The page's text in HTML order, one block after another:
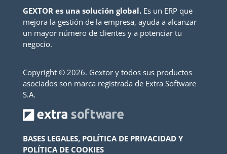
GEXTOR es una solución global.Es un ERP que
mejora la gestión de la empresa, ayuda a alcanzar
un mayor número de clientes y a potenciar tu
negocio.
Copyright © 2026. Gextor y todos sus productos
asociados son marca registrada de Extra Software
S.A.
BASES LEGALES, POLÍTICA DE PRIVACIDAD Y
POLÍTICA DE COOKIES